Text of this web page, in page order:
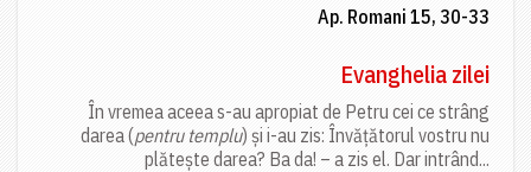
Ap. Romani 15, 30-33
Evanghelia zilei
În vremea aceea s-au apropiat de Petru cei ce strâng
darea (pentru templu) și i-au zis: Învățătorul vostru nu
plătește darea? Ba da! – a zis el. Dar intrând...